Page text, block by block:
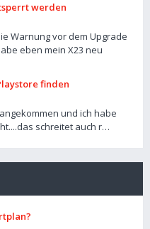
werden
Warnung vor dem Upgrade
eben mein X23 neu
finden
und ich habe
schreitet auch r…